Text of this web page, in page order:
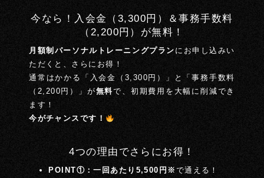
今なら！入会金（3,300円）＆事務手数料
（2,200円）が無料！
月額制パーソナルトレーニングプラン にお申し込みい
ただくと、さらにお得！
通常はかかる「入会金（3,300円）」と「事務手数料
（2,200円）」が無料で、初期費用を大幅に削減でき
ます！
今がチャンスです！
4つの理由でさらにお得！
POINT①：一回あたり5,500円※ で通える！